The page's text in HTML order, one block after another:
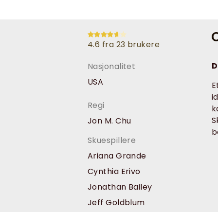
4.6 fra 23 brukere
Nasjonalitet
USA
Regi
Jon M. Chu
Skuespillere
Ariana Grande
Cynthia Erivo
Jonathan Bailey
Jeff Goldblum